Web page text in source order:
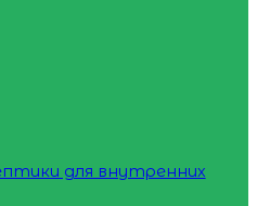
для внутренних